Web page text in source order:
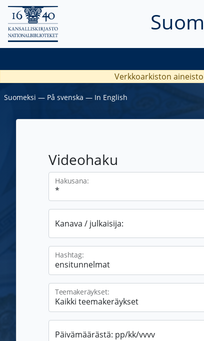
Verkkoarkiston
Suomeksi ― På svenska ― In English
Videohaku
Hakusana:
Kanava / julkaisija:
Hashtag:
Teemakeräykset:
Päivämäärästä: pp/kk/vvvv